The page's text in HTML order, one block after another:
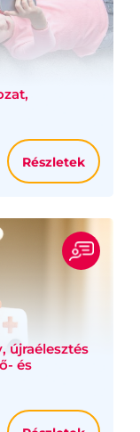
Részletek
újraélesztés
és